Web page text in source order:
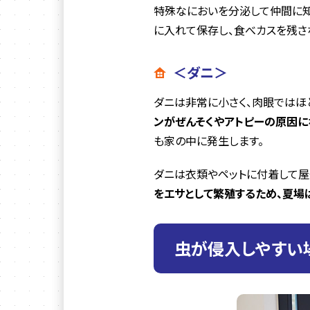
特殊なにおいを分泌して仲間に
に入れて保存し、食べカスを残さ
＜ダニ＞
ダニは非常に小さく、肉眼では
ンがぜんそくやアトピーの原因
も家の中に発生します。
ダニは衣類やペットに付着して
をエサとして繁殖するため、夏
虫が侵入しやすい